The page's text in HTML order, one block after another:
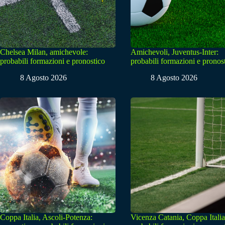
Chelsea Milan, amichevole:
probabili formazioni e pronostico
8 Agosto 2026
Amichevoli, Juventus-Inter:
probabili formazioni e
8 Agosto 2026
Coppa Italia, Ascoli-Potenza:
Vicenza Catania, Coppa